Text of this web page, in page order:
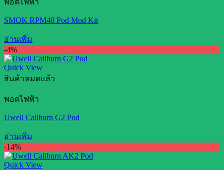
พอตไฟฟ้า
SMOK RPM40 Pod Mod Kit
อ่านเพิ่ม
-4%
Quick View
สินค้าหมดแล้ว
พอตไฟฟ้า
Uwell Caliburn G2 Pod
อ่านเพิ่ม
-14%
Quick View